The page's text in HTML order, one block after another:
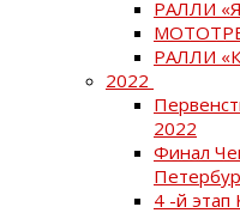
РАЛЛИ
РАЛЛИ
2022
2022
Финал
4 -й